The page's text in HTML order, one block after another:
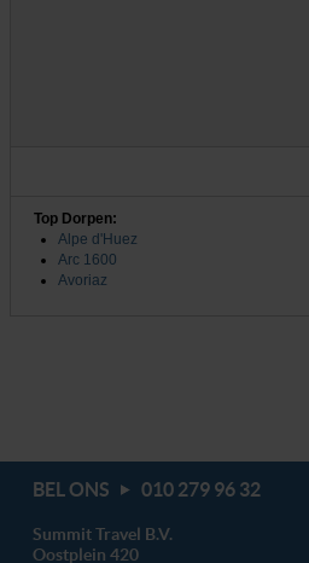
Top Dorpen:
Alpe d'Huez
Arc 1600
Avoriaz
BEL ONS 010 279 96 32
Summit Travel B.V.
Oostplein 420